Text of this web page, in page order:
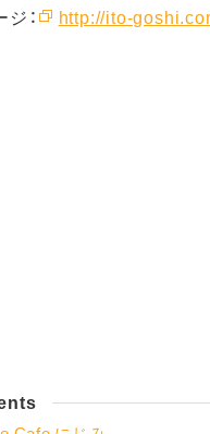
：
http://ito-